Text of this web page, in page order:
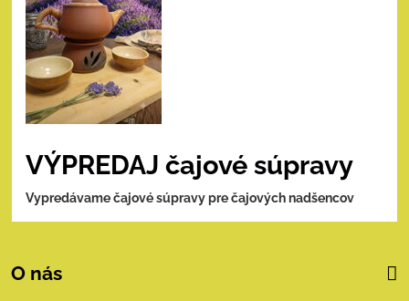
VÝPREDAJ čajové súpravy
Vypredávame čajové súpravy pre čajových nadšencov
O nás